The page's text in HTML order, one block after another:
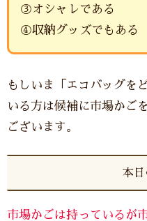
③オシャレである
④収納グッズでもある
もしいま「エコバッグを
いる方は候補に市場かご
ございます。
本日
市場かごは持っているが